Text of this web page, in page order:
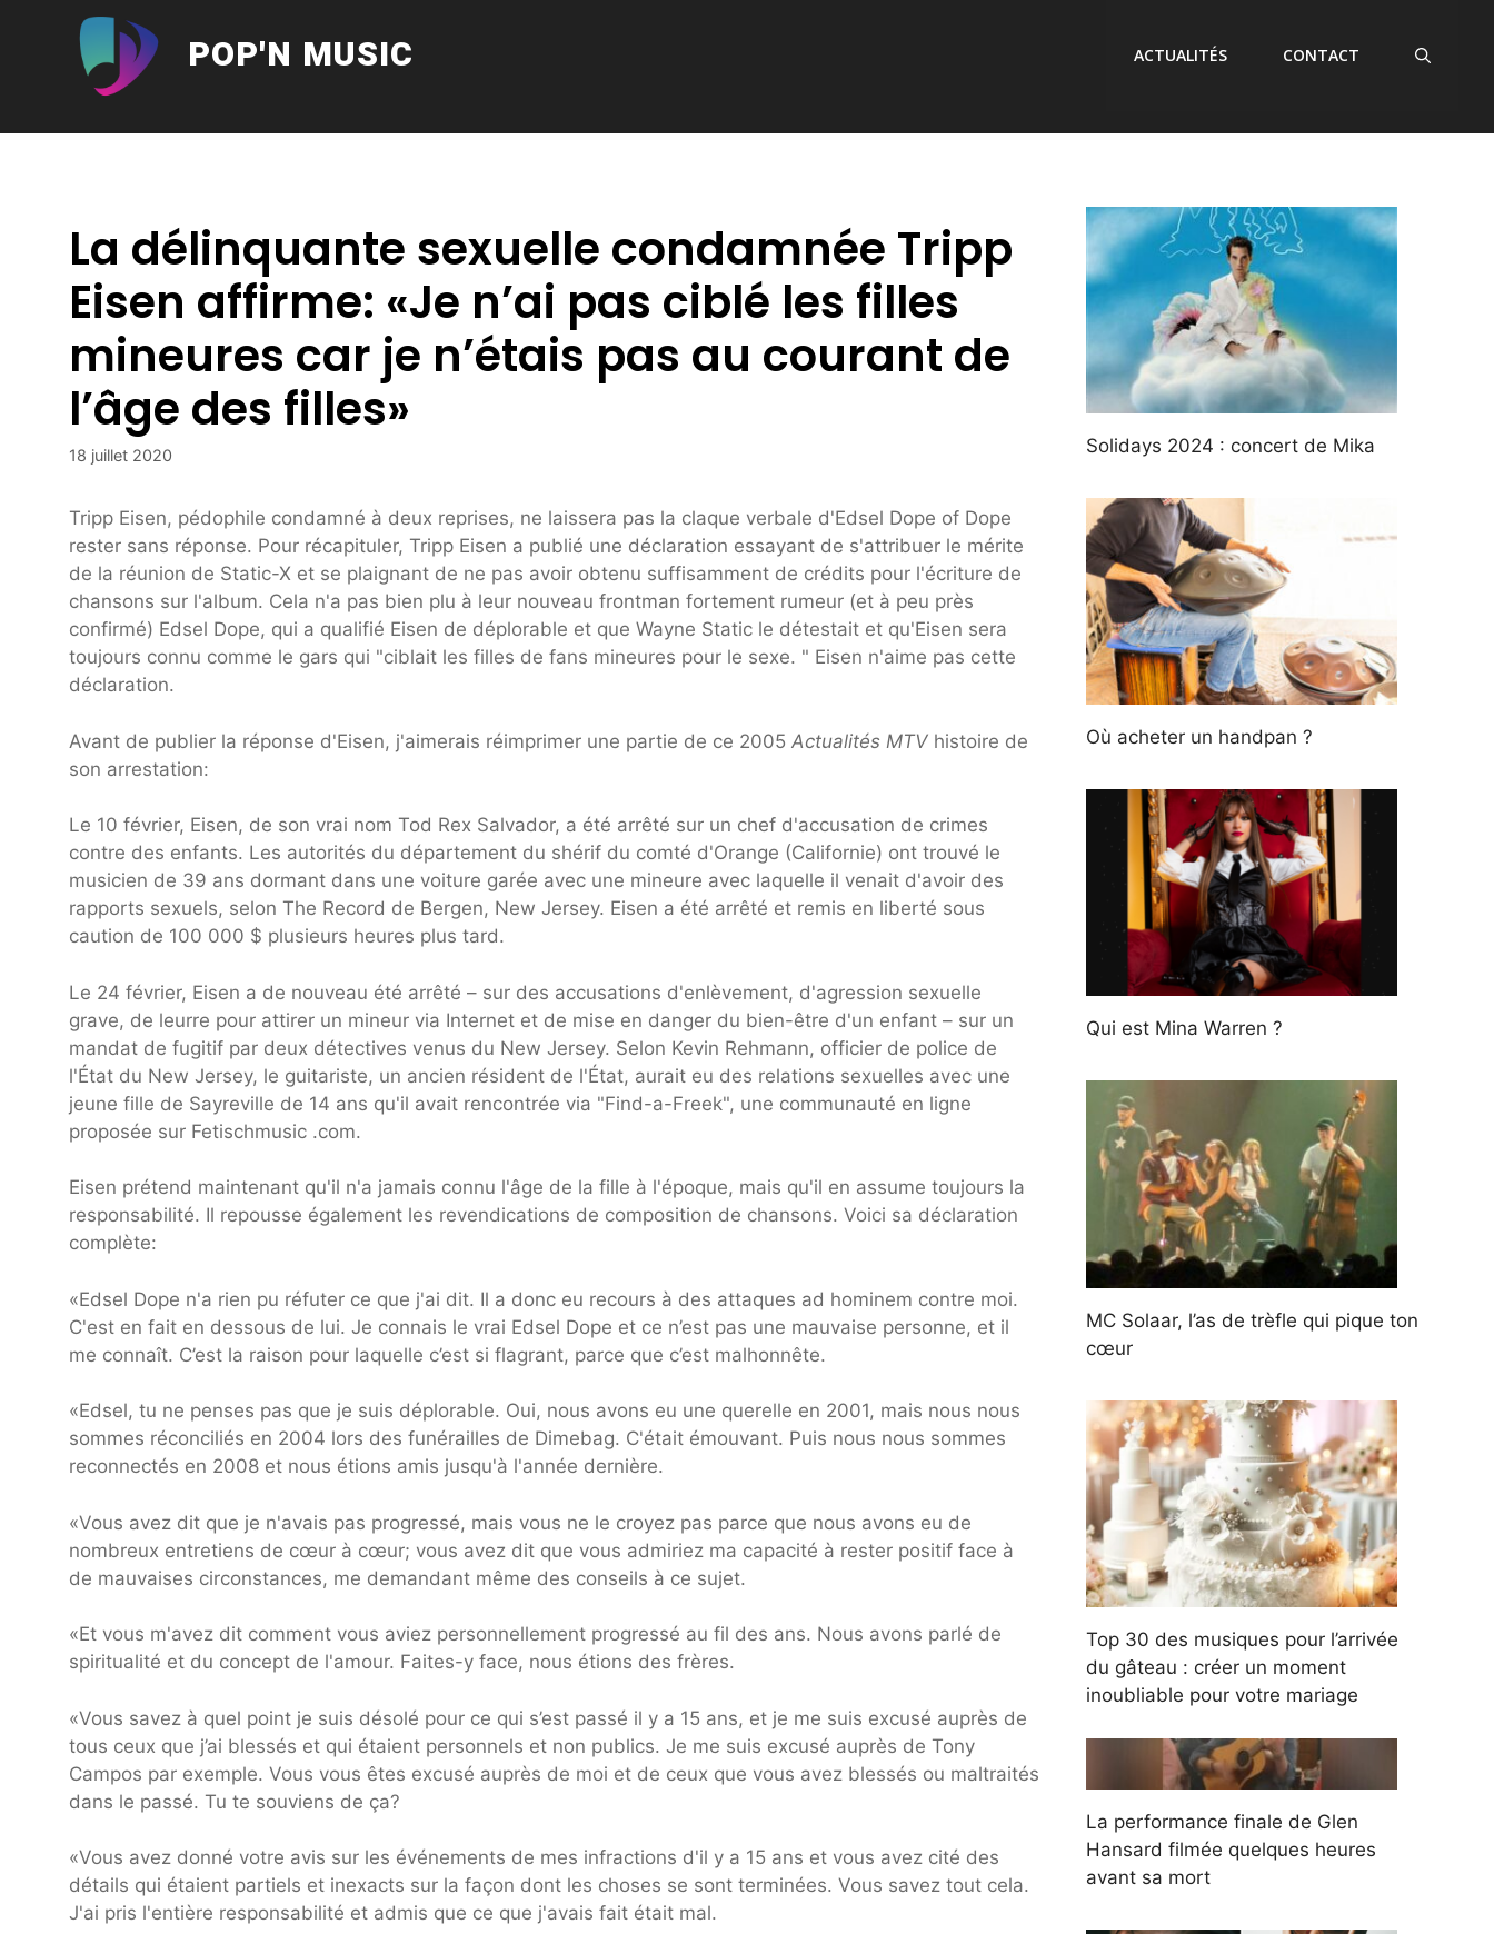
POP'N MUSIC ACTUALITÉS CONTACT
La délinquante sexuelle condamnée Tripp
Eisen affirme: «Je n’ai pas ciblé les filles
mineures car je n’étais pas au courant de
l’âge des filles»
18 juillet 2020
Tripp Eisen, pédophile condamné à deux reprises, ne laissera pas la claque verbale d'Edsel Dope of Dope
rester sans réponse. Pour récapituler, Tripp Eisen a publié une déclaration essayant de s'attribuer le mérite
de la réunion de Static-X et se plaignant de ne pas avoir obtenu suffisamment de crédits pour l'écriture de
chansons sur l'album. Cela n'a pas bien plu à leur nouveau frontman fortement rumeur (et à peu près
confirmé) Edsel Dope, qui a qualifié Eisen de déplorable et que Wayne Static le détestait et qu'Eisen sera
toujours connu comme le gars qui "ciblait les filles de fans mineures pour le sexe. " Eisen n'aime pas cette
déclaration.
Avant de publier la réponse d'Eisen, j'aimerais réimprimer une partie de ce 2005 Actualités MTV histoire de
son arrestation:
Le 10 février, Eisen, de son vrai nom Tod Rex Salvador, a été arrêté sur un chef d'accusation de crimes
contre des enfants. Les autorités du département du shérif du comté d'Orange (Californie) ont trouvé le
musicien de 39 ans dormant dans une voiture garée avec une mineure avec laquelle il venait d'avoir des
rapports sexuels, selon The Record de Bergen, New Jersey. Eisen a été arrêté et remis en liberté sous
caution de 100 000 $ plusieurs heures plus tard.
Le 24 février, Eisen a de nouveau été arrêté – sur des accusations d'enlèvement, d'agression sexuelle
grave, de leurre pour attirer un mineur via Internet et de mise en danger du bien-être d'un enfant – sur un
mandat de fugitif par deux détectives venus du New Jersey. Selon Kevin Rehmann, officier de police de
l'État du New Jersey, le guitariste, un ancien résident de l'État, aurait eu des relations sexuelles avec une
jeune fille de Sayreville de 14 ans qu'il avait rencontrée via "Find-a-Freek", une communauté en ligne
proposée sur Fetischmusic .com.
Eisen prétend maintenant qu'il n'a jamais connu l'âge de la fille à l'époque, mais qu'il en assume toujours la
responsabilité. Il repousse également les revendications de composition de chansons. Voici sa déclaration
complète:
«Edsel Dope n'a rien pu réfuter ce que j'ai dit. Il a donc eu recours à des attaques ad hominem contre moi.
C'est en fait en dessous de lui. Je connais le vrai Edsel Dope et ce n’est pas une mauvaise personne, et il
me connaît. C’est la raison pour laquelle c’est si flagrant, parce que c’est malhonnête.
«Edsel, tu ne penses pas que je suis déplorable. Oui, nous avons eu une querelle en 2001, mais nous nous
sommes réconciliés en 2004 lors des funérailles de Dimebag. C'était émouvant. Puis nous nous sommes
reconnectés en 2008 et nous étions amis jusqu'à l'année dernière.
«Vous avez dit que je n'avais pas progressé, mais vous ne le croyez pas parce que nous avons eu de
nombreux entretiens de cœur à cœur; vous avez dit que vous admiriez ma capacité à rester positif face à
de mauvaises circonstances, me demandant même des conseils à ce sujet.
«Et vous m'avez dit comment vous aviez personnellement progressé au fil des ans. Nous avons parlé de
spiritualité et du concept de l'amour. Faites-y face, nous étions des frères.
«Vous savez à quel point je suis désolé pour ce qui s’est passé il y a 15 ans, et je me suis excusé auprès de
tous ceux que j’ai blessés et qui étaient personnels et non publics. Je me suis excusé auprès de Tony
Campos par exemple. Vous vous êtes excusé auprès de moi et de ceux que vous avez blessés ou maltraités
dans le passé. Tu te souviens de ça?
«Vous avez donné votre avis sur les événements de mes infractions d'il y a 15 ans et vous avez cité des
détails qui étaient partiels et inexacts sur la façon dont les choses se sont terminées. Vous savez tout cela.
J'ai pris l'entière responsabilité et admis que ce que j'avais fait était mal.
Solidays 2024 : concert de Mika
Où acheter un handpan ?
Qui est Mina Warren ?
MC Solaar, l’as de trèfle qui pique ton
cœur
Top 30 des musiques pour l’arrivée
du gâteau : créer un moment
inoubliable pour votre mariage
La performance finale de Glen
Hansard filmée quelques heures
avant sa mort